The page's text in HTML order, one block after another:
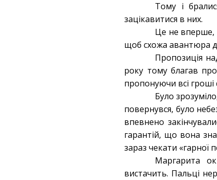
Тому і
зацікавитися в них.
Це не вперше,
щоб схожа авантюра
Пропозиція
року тому благав
пропонуючи всі гроші
Було
повернувся, було
впевнено
гарантій, що вона
зараз чекати «гарної
Маргарита
вистачить. Пальці